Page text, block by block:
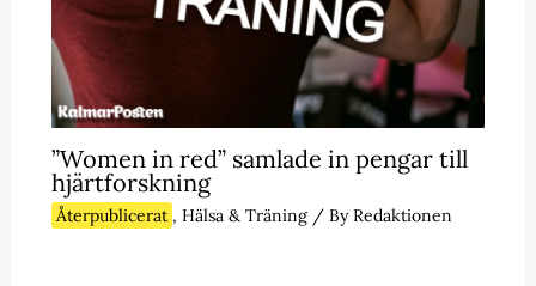
”Women in red” samlade in pengar till
hjärtforskning
Återpublicerat , Hälsa & Träning/ ByRedaktionen